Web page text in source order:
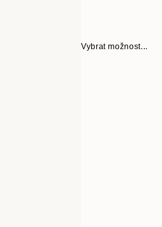
Vybrat možnost...